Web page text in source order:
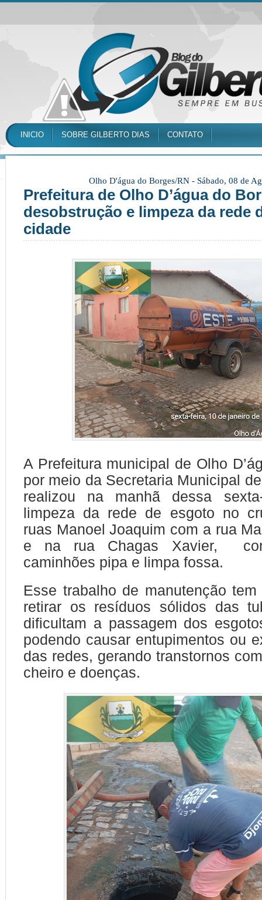
INICIO SOBRE GILBERTO DIAS CONTATO
Olho D'água do Borges/RN - Sábado, 08 de
Prefeitura de Olho D’água do
desobstrução e limpeza da rede
cidade
A Prefeitura municipal de Olho
por meio da Secretaria Municipal
realizou na manhã dessa
limpeza da rede de esgoto no
ruas Manoel Joaquim com a rua
e na rua Chagas Xavier,
caminhões pipa e limpa fossa.
Esse trabalho de manutenção
retirar os resíduos sólidos das
dificultam a passagem dos
podendo causar entupimentos ou
das redes, gerando transtornos
cheiro e doenças.